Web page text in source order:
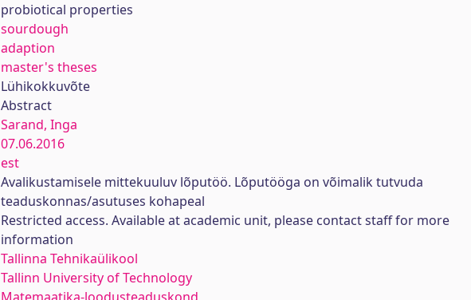
probiotical properties
sourdough
adaption
master's theses
Lühikokkuvõte
Abstract
Sarand, Inga
07.06.2016
est
Avalikustamisele mittekuuluv lõputöö. Lõputööga on võimalik tutvuda
teaduskonnas/asutuses kohapeal
Restricted access. Available at academic unit, please contact staff for more
information
Tallinna Tehnikaülikool
Tallinn University of Technology